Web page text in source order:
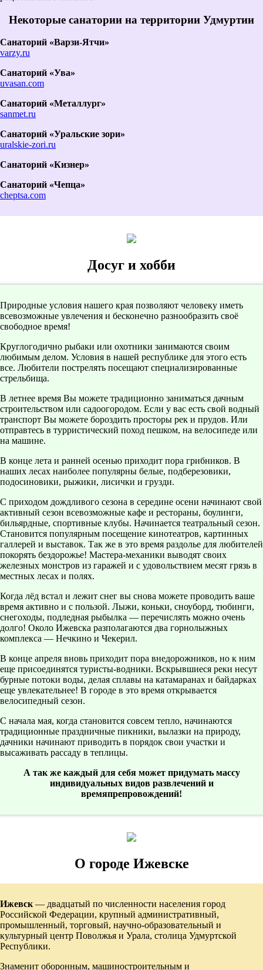
Некоторые санатории на территории Удмуртии
Санаторий «Варзи-Ятчи»
varzy.ru
Санаторий «Ува»
uvasan.com
Санаторий «Металлург»
sanmet.ru
Санаторий «Уральские зори»
uralskie-zori.ru
Санаторий «Кизнер»
Санаторий «Чепца»
cheptsa.com
Досуг и хобби
Природные условия нашего края позволяют человеку иметь
всевозможные увлечения и бесконечно разнообразить своё
свободное время!
Круглогодично рыбаки или охотники занимаются своим
любимым делом. Условия в нашей республике для этого есть
все. Любители пострелять посещают специализированные
стрельбища.
В летнее время Вы можете традиционно заниматься дачным
строительством или садоогородом. Если у вас есть свой водный
транспорт Вы можете бороздить просторы рек и прудов. Или
отправтесь в турристический поход пешком, на велосипеде или
на машине.
В конце лета и ранней осенью приходит пора грибников. В
наших лесах наиболее популярны белые, подберезовики,
подосиновики, рыжики, лисички и грузди.
С приходом дождливого сезона в середине осени начинают свой
активный сезон всевозможные кафе и рестораны, боулинги,
бильярдные, спортивные клубы. Начинается театральный сезон.
Становится популярным посещение кинотеатров, картинных
галлерей и выставок. Так же в это время раздолье для любителей
покорять бездорожье! Мастера-механики выводят своих
железных монстров из гаражей и с удовольствием месят грязь в
местных лесах и полях.
Когда лёд встал и лежит снег вы снова можете проводить ваше
время активно и с пользой. Лыжи, коньки, сноуборд, тюбинги,
снегоходы, подледная рыбылка — перечислять можно очень
долго! Около Ижевска разполагаются два горнолыжных
комплекса — Нечкино и Чекерил.
В конце апреля вновь приходит пора внедорожников, но к ним
еще присоединятся туристы-водники. Вскрывшиеся реки несут
бурные потоки воды, делая сплавы на катамаранах и байдарках
еще увлекательнее! В городе в это время открывается
велосипедный сезон.
С начала мая, когда становится совсем тепло, начинаются
традиционные праздничные пикники, вылазки на природу,
дачники начинают приводить в порядок свои участки и
высаживать рассаду в теплицы.
А так же каждый для себя может придумать массу
индивидуальных видов развлечений и
времяпрепровождений!
О городе Ижевске
Ижевск — двадцатый по численности населения город
Российской Федерации, крупный административный,
промышленный, торговый, научно-образовательный и
культурный центр Поволжья и Урала, столица Удмуртской
Республики.
Знаменит оборонным, машиностроительным и